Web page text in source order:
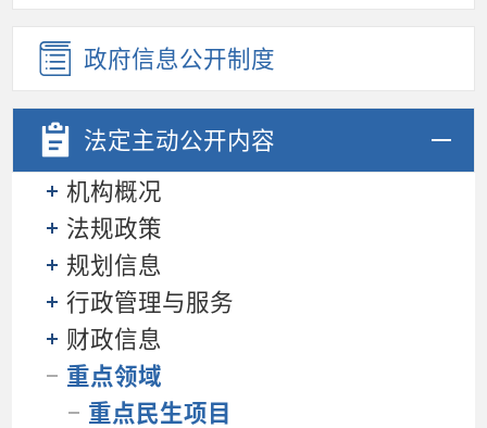
政府信息公开制度
法定主动公开内容
机构概况
法规政策
规划信息
行政管理与服务
财政信息
重点领域
重点民生项目